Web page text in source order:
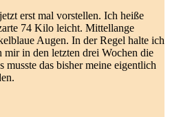
erst mal vorstellen. Ich heiße
74 Kilo leicht. Mittellange
Augen. In der Regel halte ich
in den letzten drei Wochen die
das bisher meine eigentlich